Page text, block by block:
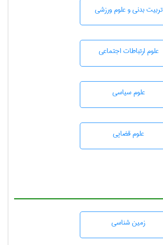
تربيت بدنی و علوم ورزشی
علوم ارتباطات اجتماعی
علوم سياسی
علوم قضایی
زمين شناسی